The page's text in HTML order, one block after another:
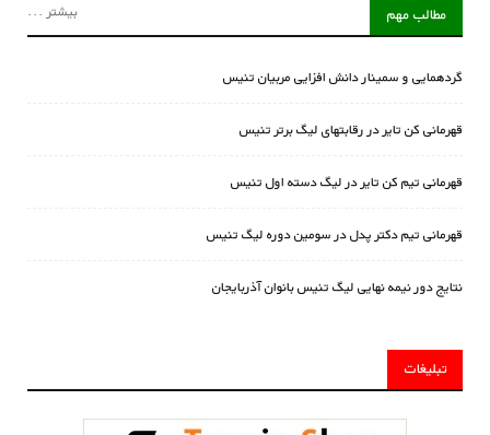
مطالب مهم بیشتر ...
گردهمایی و سمینار دانش افزایی مربیان تنیس
قهرمانی کن تایر در رقابتهای لیگ برتر تنیس
قهرمانی تیم کن تایر در لیگ دسته اول تنیس
قهرمانی تیم دکتر پدل در سومین دوره لیگ تنیس
نتایج دور نیمه نهایی لیگ تنیس بانوان آذربایجان
تبلیغات